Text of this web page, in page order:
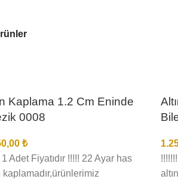
Kaplama 1.2 Cm Eninde
0008
₺
1 Adet Fiyatıdır !!!!! 22 Ayar has
kaplamadır,ürünlerimiz